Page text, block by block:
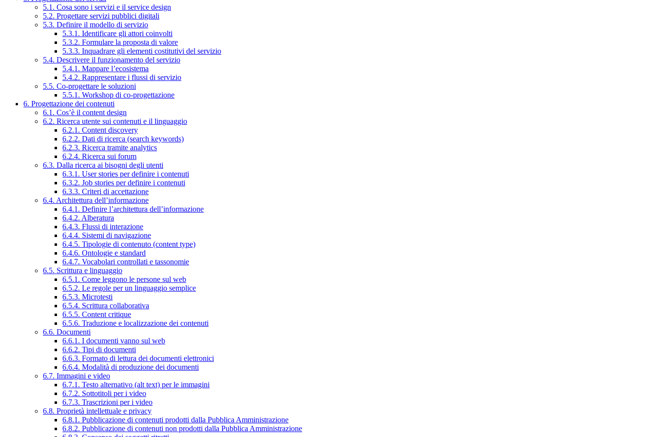
5.1. Cosa sono i servizi e il service design
5.2. Progettare servizi pubblici digitali
5.3. Definire il modello di servizio
5.3.1. Identificare gli attori coinvolti
5.3.2. Formulare la proposta di valore
5.3.3. Inquadrare gli elementi costitutivi del servizio
5.4. Descrivere il funzionamento del servizio
5.4.1. Mappare l’ecosistema
5.4.2. Rappresentare i flussi di servizio
5.5. Co-progettare le soluzioni
5.5.1. Workshop di co-progettazione
6. Progettazione dei contenuti
6.1. Cos’è il content design
6.2. Ricerca utente sui contenuti e il linguaggio
6.2.1. Content discovery
6.2.2. Dati di ricerca (search keywords)
6.2.3. Ricerca tramite analytics
6.2.4. Ricerca sui forum
6.3. Dalla ricerca ai bisogni degli utenti
6.3.1. User stories per definire i contenuti
6.3.2. Job stories per definire i contenuti
6.3.3. Criteri di accettazione
6.4. Architettura dell’informazione
6.4.1. Definire l’architettura dell’informazione
6.4.2. Alberatura
6.4.3. Flussi di interazione
6.4.4. Sistemi di navigazione
6.4.5. Tipologie di contenuto (content type)
6.4.6. Ontologie e standard
6.4.7. Vocabolari controllati e tassonomie
6.5. Scrittura e linguaggio
6.5.1. Come leggono le persone sul web
6.5.2. Le regole per un linguaggio semplice
6.5.3. Microtesti
6.5.4. Scrittura collaborativa
6.5.5. Content critique
6.5.6. Traduzione e localizzazione dei contenuti
6.6. Documenti
6.6.1. I documenti vanno sul web
6.6.2. Tipi di documenti
6.6.3. Formato di lettura dei documenti elettronici
6.6.4. Modalità di produzione dei documenti
6.7. Immagini e video
6.7.1. Testo alternativo (alt text) per le immagini
6.7.2. Sottotitoli per i video
6.7.3. Trascrizioni per i video
6.8. Proprietà intellettuale e privacy
6.8.1. Pubblicazione di contenuti prodotti dalla Pubblica Amministrazione
6.8.2. Pubblicazione di contenuti non prodotti dalla Pubblica Amministrazione